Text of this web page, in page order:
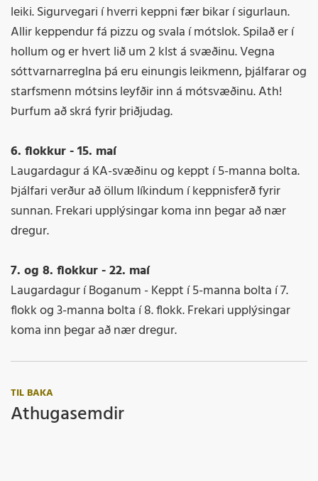
leiki. Sigurvegari í hverri keppni fær bikar í sigurlaun.
Allir keppendur fá pizzu og svala í mótslok. Spilað er í
hollum og er hvert lið um 2 klst á svæðinu. Vegna
sóttvarnarreglna þá eru einungis leikmenn, þjálfarar og
starfsmenn mótsins leyfðir inn á mótsvæðinu. Ath!
Þurfum að skrá fyrir þriðjudag.
6. flokkur - 15. maí
Laugardagur á KA-svæðinu og keppt í 5-manna bolta.
Þjálfari verður að öllum líkindum í keppnisferð fyrir
sunnan. Frekari upplýsingar koma inn þegar að nær
dregur.
7. og 8. flokkur - 22. maí
Laugardagur í Boganum - Keppt í 5-manna bolta í 7.
flokk og 3-manna bolta í 8. flokk. Frekari upplýsingar
koma inn þegar að nær dregur.
TIL BAKA
Athugasemdir